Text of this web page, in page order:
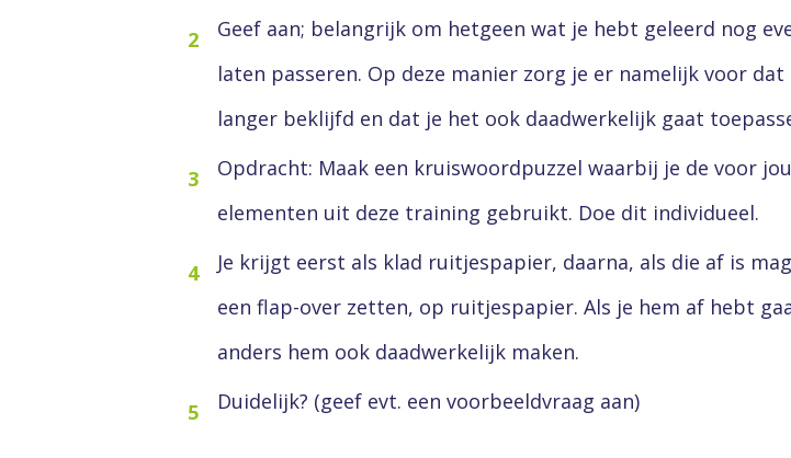
2
Geef aan; belangrijk om hetgeen wat je hebt geleerd nog
laten passeren. Op deze manier zorg je er namelijk voor
langer beklijfd en dat je het ook daadwerkelijk gaat
3
Opdracht: Maak een kruiswoordpuzzel waarbij je de voor
elementen uit deze training gebruikt. Doe dit individueel.
4
Je krijgt eerst als klad ruitjespapier, daarna, als die af is
een flap-over zetten, op ruitjespapier. Als je hem af hebt
anders hem ook daadwerkelijk maken.
5 Duidelijk? (geef evt. een voorbeeldvraag aan)